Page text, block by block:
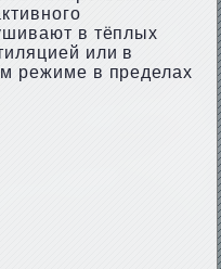
в тёплых
или в
режиме в пределах